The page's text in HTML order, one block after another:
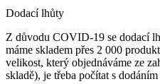
Dodací lhůty
Z důvodu COVID-19 se dodací
máme skladem přes 2 000
velikost, který objednáváme ze
skladě), je třeba počítat s